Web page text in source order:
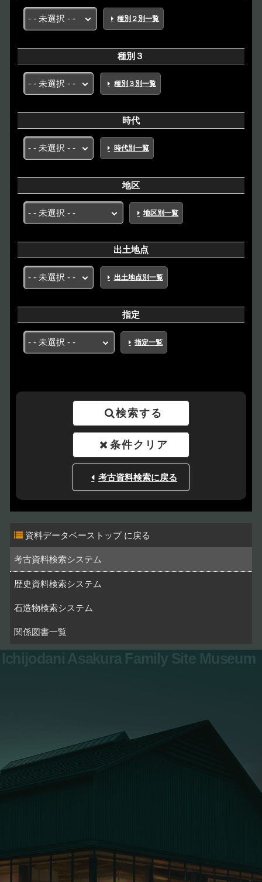
種別２別一覧
種別３
種別３別一覧
時代
時代別一覧
地区
地区別一覧
出土地点
出土地点別一覧
指定
指定一覧
検索する
条件クリア
考古資料検索に戻る
資料データベーストップ
考古資料検索システム
歴史資料検索システム
石造物検索システム
関係図書一覧
Ichijodani Asakura Family Site Museum